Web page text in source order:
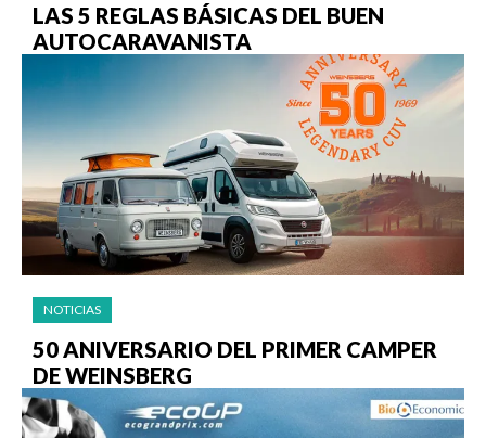
LAS 5 REGLAS BÁSICAS DEL BUEN
AUTOCARAVANISTA
NOTICIAS
50 ANIVERSARIO DEL PRIMER CAMPER
DE WEINSBERG